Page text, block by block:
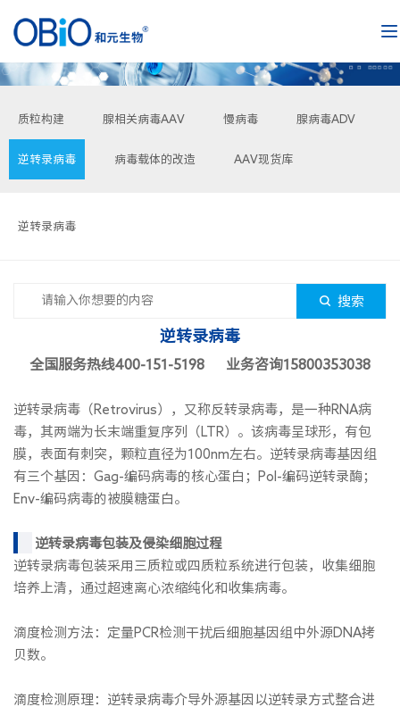
质粒构建 腺相关病毒AAV 慢病毒 腺病毒ADV
逆转录病毒 病毒载体的改造 AAV现货库
逆转录病毒
搜索
逆转录病毒
全国服务热线400-151-5198 业务咨询15800353038
逆转录病毒（Retrovirus），又称反转录病毒，是一种RNA病
毒，其两端为长末端重复序列（LTR）。该病毒呈球形，有包
膜，表面有刺突，颗粒直径为100nm左右。逆转录病毒基因组
有三个基因：Gag-编码病毒的核心蛋白；Pol-编码逆转录酶；
Env-编码病毒的被膜糖蛋白。
逆转录病毒包装及侵染细胞过程
逆转录病毒包装采用三质粒或四质粒系统进行包装，收集细胞
培养上清，通过超速离心浓缩纯化和收集病毒。
滴度检测方法：定量PCR检测干扰后细胞基因组中外源DNA拷
贝数。
滴度检测原理：逆转录病毒介导外源基因以逆转录方式整合进